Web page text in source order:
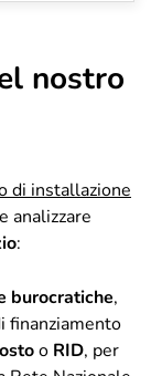
nostro
di installazione
analizzare
:
burocratiche,
finanziamento
o RID, per